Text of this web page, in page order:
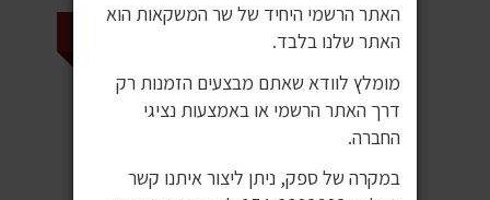
2 ב 110 ₪
האתר הרשמי היחיד של שר המשקאות הוא
האתר שלנו בלבד.
מומלץ לוודא שאתם מבצעים הזמנות רק
דרך האתר הרשמי או באמצעות נציגי
החברה.
במקרה של ספק, ניתן ליצור איתנו קשר